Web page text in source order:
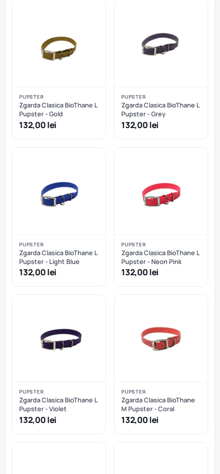
PUPSTER
Zgarda Clasica BioThane L
Pupster - Gold
132,00 lei
PUPSTER
Zgarda Clasica BioThane L
Pupster - Grey
132,00 lei
PUPSTER
Zgarda Clasica BioThane L
Pupster - Light Blue
132,00 lei
PUPSTER
Zgarda Clasica BioThane L
Pupster - Neon Pink
132,00 lei
PUPSTER
Zgarda Clasica BioThane L
Pupster - Violet
132,00 lei
PUPSTER
Zgarda Clasica BioThane
M Pupster - Coral
132,00 lei